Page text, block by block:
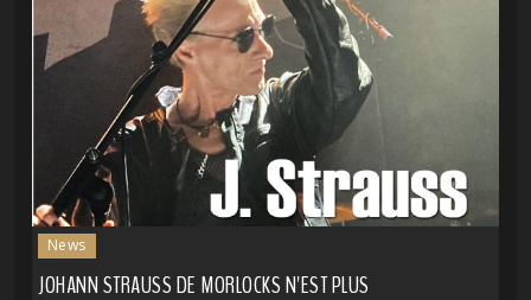
News
JOHANN STRAUSS DE MORLOCKS N'EST PLUS